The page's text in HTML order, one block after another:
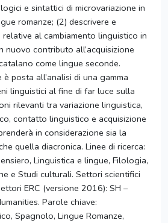
e sintattici di microvariazione in
romanze; (2) descrivere e
al cambiamento linguistico in
nuovo contributo all’acquisizione
come lingue seconde.
posta all’analisi di una gamma
linguistici al fine di far luce sulla
rilevanti tra variazione linguistica,
contatto linguistico e acquisizione
in considerazione sia la
quella diacronica. Linee di ricerca:
Linguistica e lingue, Filologia,
e Studi culturali. Settori scientifici
ERC (versione 2016): SH –
Parole chiave:
Spagnolo, Lingue Romanze,